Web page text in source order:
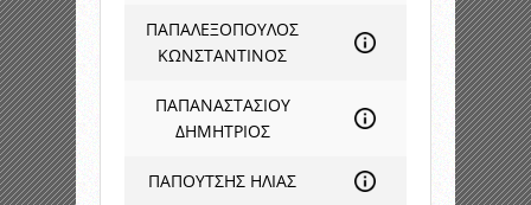
ΠΑΠΑΛΕΞΟΠΟΥΛΟΣ
ΚΩΝΣΤΑΝΤΙΝΟΣ
ΠΑΠΑΝΑΣΤΑΣΙΟΥ
ΔΗΜΗΤΡΙΟΣ
ΠΑΠΟΥΤΣΗΣ ΗΛΙΑΣ